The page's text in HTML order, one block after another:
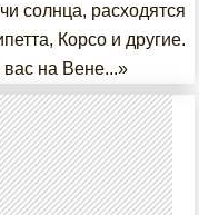
солнца, расходятся
Корсо и другие.
на Вене...»